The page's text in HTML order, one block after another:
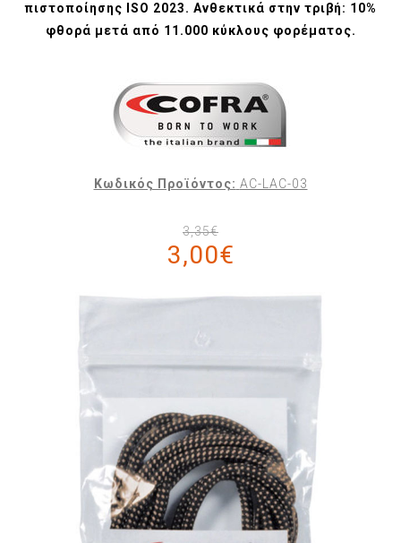
πιστοποίησης ISO 2023. Ανθεκτικά στην τριβή: 10%
φθορά μετά από 11.000 κύκλους φορέματος.
Κωδικός Προϊόντος: AC-LAC-03
3,35€
3,00€